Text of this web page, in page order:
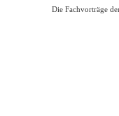
Die Fachvorträge